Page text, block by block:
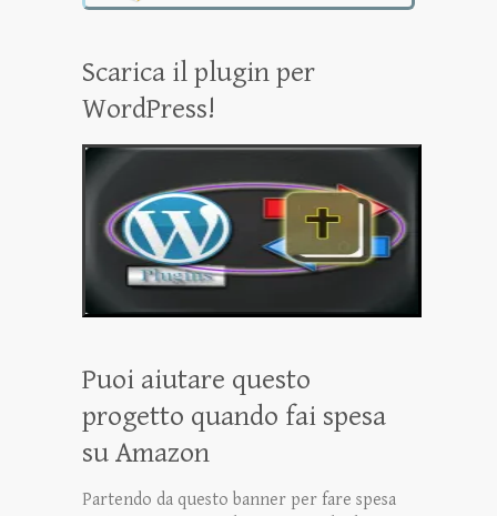
Scarica il plugin per
WordPress!
Puoi aiutare questo
progetto quando fai spesa
su Amazon
Partendo da questo banner per fare spesa